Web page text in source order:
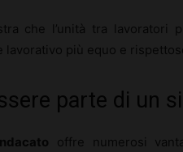
che l’unità tra
lavorativo più equo e
parte di un
offre numerosi